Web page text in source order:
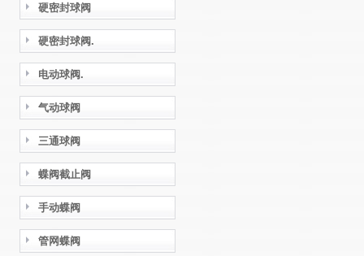
硬密封球阀
硬密封球阀.
电动球阀.
气动球阀
三通球阀
蝶阀截止阀
手动蝶阀
管网蝶阀